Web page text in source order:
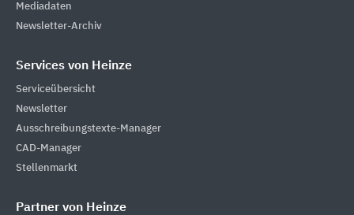
Mediadaten
Newsletter-Archiv
Services von Heinze
Serviceübersicht
Newsletter
Ausschreibungstexte-Manager
CAD-Manager
Stellenmarkt
Partner von Heinze